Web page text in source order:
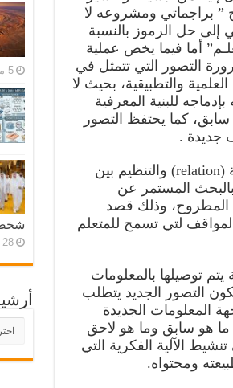
” براجماتي ومشروعه لا
إلى حل الرموز بالنسبة
أما فيما يخص عملية
التصور التي تتمثل في
والتطبيقية، بحيث لا
للبنية المعرفية
سابق، كما يحتفظ التصور
جديدة .
أما فيما يخص العمل الثاني للتصور، يظهر عند وضع العلاقـة (relation) والتنظيم بين
المستمر عن
المطروح، وذلك قصد
لتي تسمح للمتعلم
توصيلها بالمعلومات
التصور الجديد يتطلب
المعلومات الجديدة
ما هو سابق وما هو لاحق
الآلية الفكرية التي
ومحتواه.
5 مايو، 2026
28 أبريل، 2026